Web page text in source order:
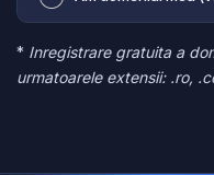
* Inregistrare gratuita a
urmatoarele extensii: .ro,